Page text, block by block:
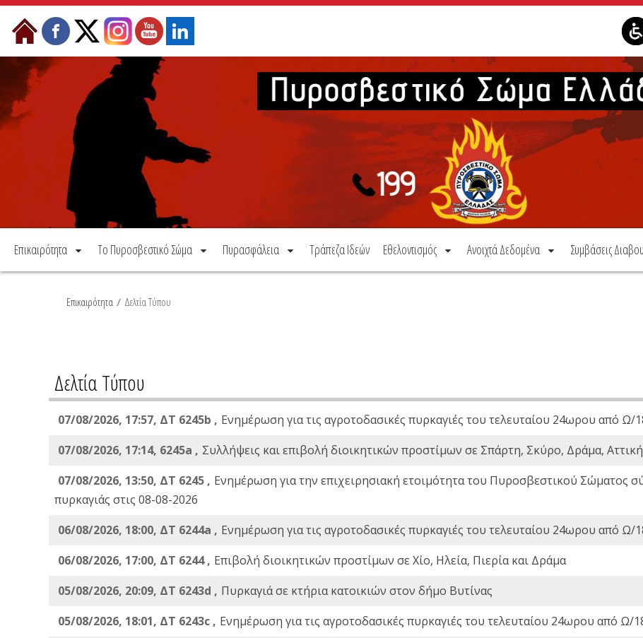
Μετάβαση στο περιεχόμενο
Επικαιρότητα Το Πυροσβεστικό Σώμα Πυρασφάλεια Τράπεζα Ιδεών Εθελοντισμός Ανοιχτά Δεδομένα Συμβάσεις
Επικαιρότητα / Δελτία Τύπου
Δελτία Τύπου
07/08/2026, 17:57, ΔΤ 6245b , Ενημέρωση για τις αγροτοδασικές πυρκαγιές του τελευταίου 24ωρου από
07/08/2026, 17:14, 6245a , Συλλήψεις και επιβολή διοικητικών προστίμων σε Σπάρτη, Σκύρο, Δράμα,
07/08/2026, 13:50, ΔΤ 6245 , Ενημέρωση για την επιχειρησιακή ετοιμότητα του Πυροσβεστικού Σώματος
πυρκαγιάς στις 08-08-2026
06/08/2026, 18:00, ΔΤ 6244a , Ενημέρωση για τις αγροτοδασικές πυρκαγιές του τελευταίου 24ωρου από
06/08/2026, 17:00, ΔΤ 6244 , Επιβολή διοικητικών προστίμων σε Χίο, Ηλεία, Πιερία και Δράμα
05/08/2026, 20:09, ΔΤ 6243d , Πυρκαγιά σε κτήρια κατοικιών στον δήμο Βυτίνας
05/08/2026, 18:01, ΔΤ 6243c , Ενημέρωση για τις αγροτοδασικές πυρκαγιές του τελευταίου 24ωρου από